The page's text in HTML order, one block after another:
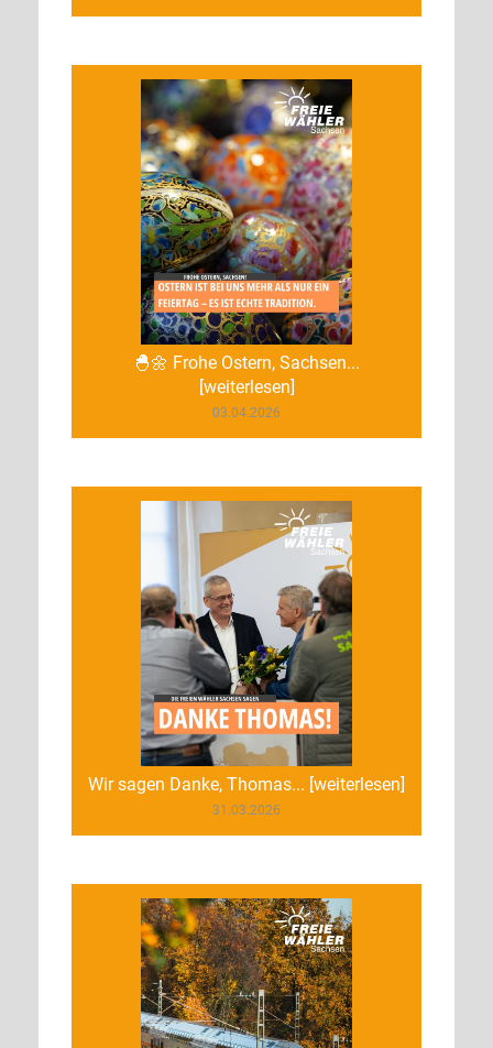
🐣🌼 Frohe Ostern, Sachsen...
[weiterlesen]
03.04.2026
Wir sagen Danke, Thomas... [weiterlesen]
31.03.2026